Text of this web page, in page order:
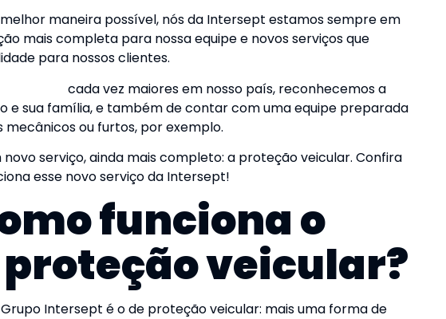
maneira possível, nós da Intersept estamos sempre em
mais completa para nossa equipe e novos serviços que
para nossos clientes.
cada vez maiores em nosso país, reconhecemos a
e sua família, e também de contar com uma equipe preparada
ou furtos, por exemplo.
novo serviço, ainda mais completo: a proteção veicular. Confira
esse novo serviço da Intersept!
funciona o
veicular?
Intersept é o de proteção veicular: mais uma forma de